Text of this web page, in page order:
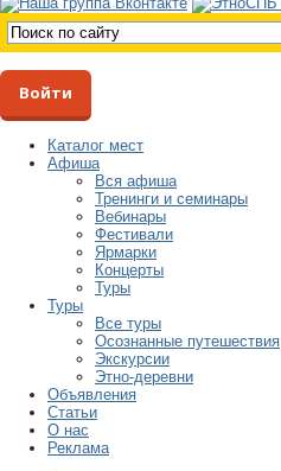
Войти
Каталог мест
Афиша
Вся афиша
Тренинги и семинары
Вебинары
Фестивали
Ярмарки
Концерты
Туры
Туры
Все туры
Осознанные путешествия
Экскурсии
Этно-деревни
Объявления
Статьи
О нас
Реклама